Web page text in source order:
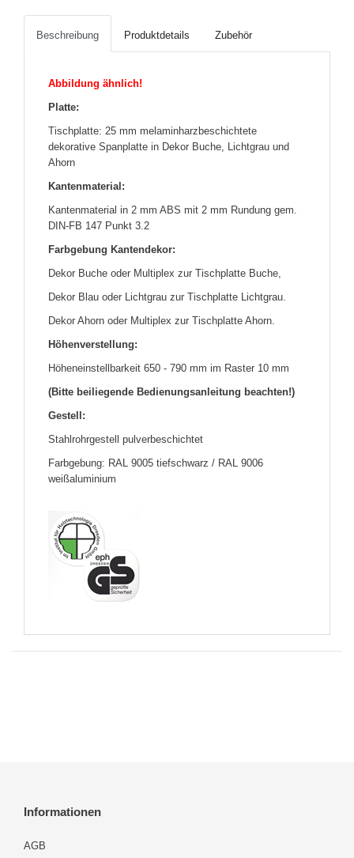
Beschreibung Produktdetails Zubehör
Abbildung ähnlich!
Platte:
Tischplatte: 25 mm melaminharzbeschichtete
dekorative Spanplatte in Dekor Buche, Lichtgrau und
Ahorn
Kantenmaterial:
Kantenmaterial in 2 mm ABS mit 2 mm Rundung gem.
DIN-FB 147 Punkt 3.2
Farbgebung Kantendekor:
Dekor Buche oder Multiplex zur Tischplatte Buche,
Dekor Blau oder Lichtgrau zur Tischplatte Lichtgrau.
Dekor Ahorn oder Multiplex zur Tischplatte Ahorn.
Höhenverstellung:
Höheneinstellbarkeit 650 - 790 mm im Raster 10 mm
(Bitte beiliegende Bedienungsanleitung beachten!)
Gestell:
Stahlrohrgestell pulverbeschichtet
Farbgebung: RAL 9005 tiefschwarz / RAL 9006
weißaluminium
Informationen
AGB